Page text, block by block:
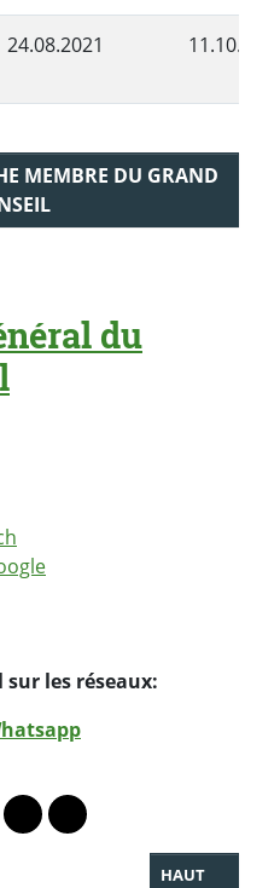
24.08.2021
MEMBRE DU GRAND
du
sur les réseaux:
Instagram
le profil Linkedin
vers le profil Facebook
Lien vers le profil Twitter
Partager par WhatsApp
HAUT